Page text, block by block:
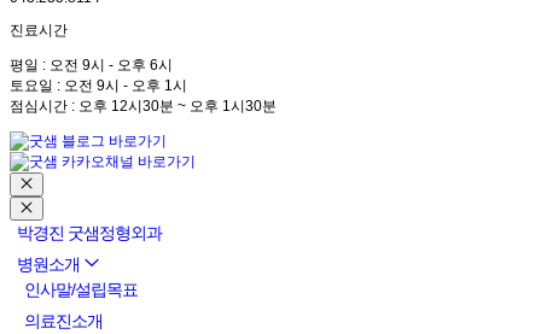
진료시간
평일 : 오전 9시 - 오후 6시
토요일 : 오전 9시 - 오후 1시
점심시간 : 오후 12시30분 ~ 오후 1시30분
박경진 굿샘정형외과
병원소개
인사말/설립목표
의료진소개